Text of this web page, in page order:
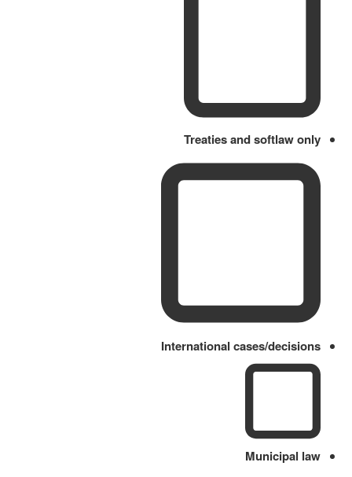
Treaties and softlaw only
International cases/decisions
Municipal law